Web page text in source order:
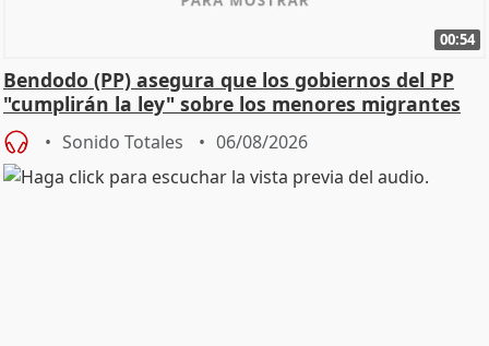
00:54
Bendodo (PP) asegura que los gobiernos del PP
"cumplirán la ley" sobre los menores migrantes
Sonido Totales 06/08/2026